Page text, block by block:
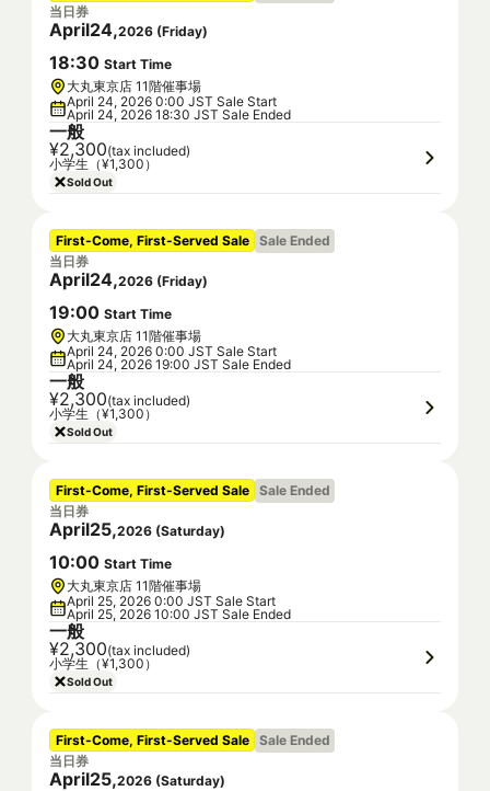
当日券
April24,2026 (Friday)
18:30 Start Time
大丸東京店 11階催事場
April 24, 2026 0:00 JST Sale Start
April 24, 2026 18:30 JST Sale Ended
一般
¥2,300(tax included)
小学生（¥1,300）
Sold Out
First-Come, First-Served Sale Sale Ended
当日券
April24,2026 (Friday)
19:00 Start Time
大丸東京店 11階催事場
April 24, 2026 0:00 JST Sale Start
April 24, 2026 19:00 JST Sale Ended
一般
¥2,300(tax included)
小学生（¥1,300）
Sold Out
First-Come, First-Served Sale Sale Ended
当日券
April25,2026 (Saturday)
10:00 Start Time
大丸東京店 11階催事場
April 25, 2026 0:00 JST Sale Start
April 25, 2026 10:00 JST Sale Ended
一般
¥2,300(tax included)
小学生（¥1,300）
Sold Out
First-Come, First-Served Sale Sale Ended
当日券
April25,2026 (Saturday)